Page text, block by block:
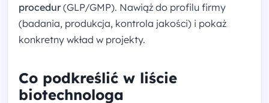
procedur (GLP/GMP). Nawiąż do profilu firmy
(badania, produkcja, kontrola jakości) i pokaż
konkretny wkład w projekty.
Co podkreślić w liście
biotechnologa